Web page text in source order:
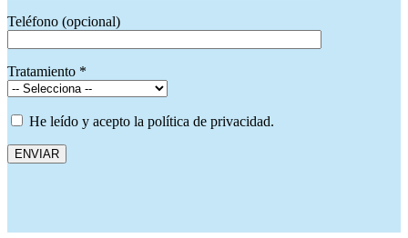
Teléfono (opcional)
Tratamiento *
He leído y acepto la política de privacidad.